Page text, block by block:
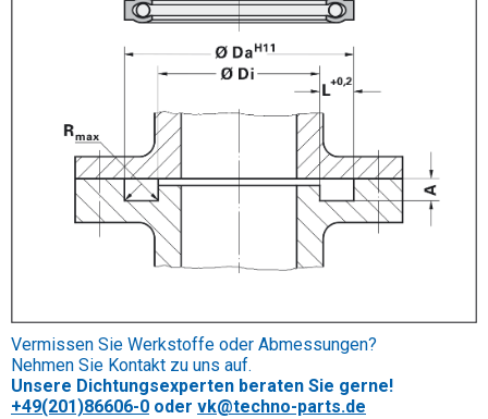
Vermissen Sie Werkstoffe oder Abmessungen?
Nehmen Sie Kontakt zu uns auf.
Unsere Dichtungsexperten beraten Sie gerne!
+49(201)86606-0 oder vk@techno-parts.de